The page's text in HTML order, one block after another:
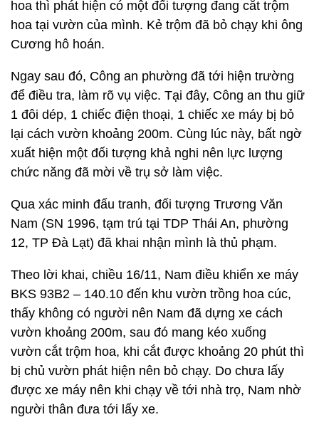
hoa thì phát hiện có một đối tượng đang cắt trộm
hoa tại vườn của mình. Kẻ trộm đã bỏ chạy khi ông
Cương hô hoán.
Ngay sau đó, Công an phường đã tới hiện trường
để điều tra, làm rõ vụ việc. Tại đây, Công an thu giữ
1 đôi dép, 1 chiếc điện thoại, 1 chiếc xe máy bị bỏ
lại cách vườn khoảng 200m. Cùng lúc này, bất ngờ
xuất hiện một đối tượng khả nghi nên lực lượng
chức năng đã mời về trụ sở làm việc.
Qua xác minh đấu tranh, đối tượng Trương Văn
Nam (SN 1996, tạm trú tại TDP Thái An, phường
12, TP Đà Lạt) đã khai nhận mình là thủ phạm.
Theo lời khai, chiều 16/11, Nam điều khiển xe máy
BKS 93B2 – 140.10 đến khu vườn trồng hoa cúc,
thấy không có người nên Nam đã dựng xe cách
vườn khoảng 200m, sau đó mang kéo xuống
vườn cắt trộm hoa, khi cắt được khoảng 20 phút thì
bị chủ vườn phát hiện nên bỏ chạy. Do chưa lấy
được xe máy nên khi chạy về tới nhà trọ, Nam nhờ
người thân đưa tới lấy xe.